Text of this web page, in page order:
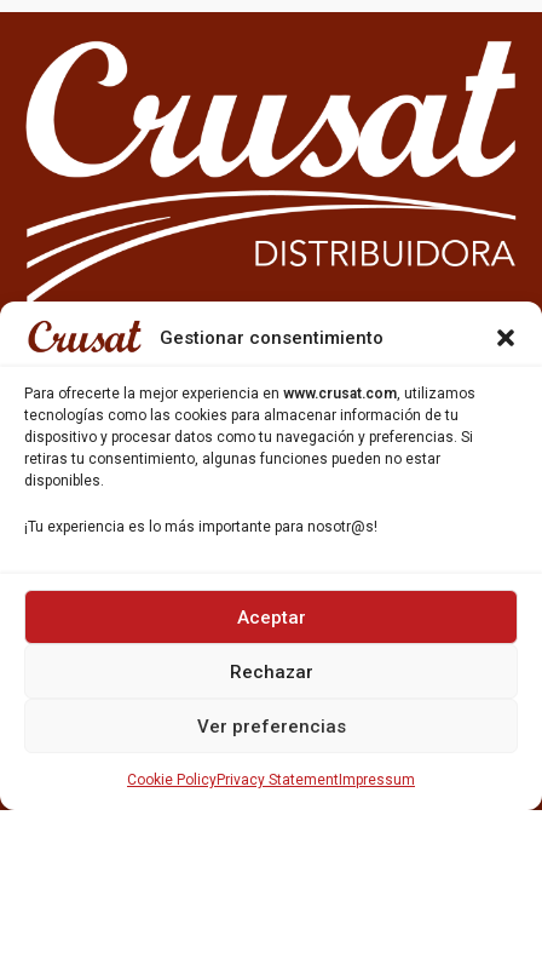
Gestionar consentimiento
Para ofrecerte la mejor experiencia en www.crusat.com, utilizamos
tecnologías como las cookies para almacenar información de tu
dispositivo y procesar datos como tu navegación y preferencias. Si
retiras tu consentimiento, algunas funciones pueden no estar
disponibles.
¡Tu experiencia es lo más importante para nosotr@s!
Aceptar
Rechazar
Ver preferencias
Cookie PolicyPrivacy Statement Impressum
Carrer Miquel Servet 10-12,
Gavà, 08850, Barcelona.
CARTAS DE CERVEZAS Y VINO
CATAS Y FORMACIONES